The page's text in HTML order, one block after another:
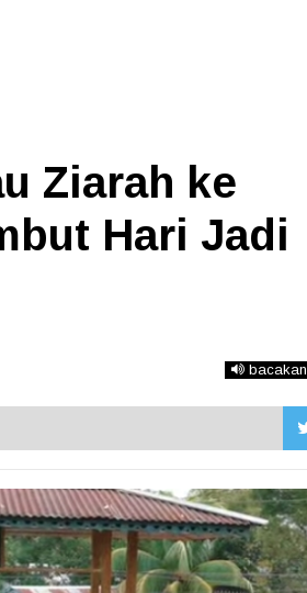
Ziarah ke
Hari Jadi
bacakan